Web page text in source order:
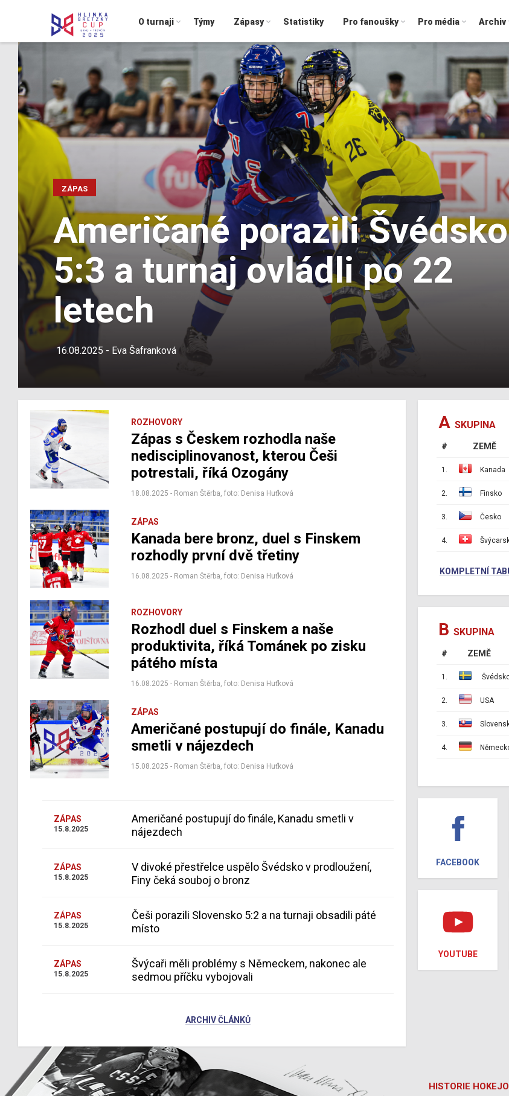
O turnaji Týmy Zápasy Statistiky Pro fanoušky Pro média Archiv
ZÁPAS
Američané porazili Švédsko
5:3 a turnaj ovládli po 22
letech
16.08.2025 - Eva Šafranková
ROZHOVORY
Zápas s Českem rozhodla naše
nedisciplinovanost, kterou Češi
potrestali, říká Ozogány
18.08.2025 - Roman Štěrba, foto: Denisa Huťková
ZÁPAS
Kanada bere bronz, duel s Finskem
rozhodly první dvě třetiny
16.08.2025 - Roman Štěrba, foto: Denisa Huťková
ROZHOVORY
Rozhodl duel s Finskem a naše
produktivita, říká Tománek po zisku
pátého místa
16.08.2025 - Roman Štěrba, foto: Denisa Huťková
ZÁPAS
Američané postupují do finále, Kanadu
smetli v nájezdech
15.08.2025 - Roman Štěrba, foto: Denisa Huťková
ZÁPAS
15.8.2025
Američané postupují do finále, Kanadu smetli v
nájezdech
ZÁPAS
15.8.2025
V divoké přestřelce uspělo Švédsko v prodloužení,
Finy čeká souboj o bronz
ZÁPAS
15.8.2025
Češi porazili Slovensko 5:2 a na turnaji obsadili páté
místo
ZÁPAS
15.8.2025
Švýcaři měli problémy s Německem, nakonec ale
sedmou příčku vybojovali
ARCHIV ČLÁNKŮ
ASKUPINA
# ZEMĚ
1. Kanada
2. Finsko
3. Česko
4.
KOMPLETNÍ
BSKUPINA
# ZEMĚ
1.
2. USA
3.
4.
FACEBOOK
YOUTUBE
HISTORIE